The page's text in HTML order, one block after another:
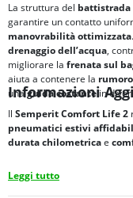
La struttura del battistrada
garantire un contatto
manovrabilità ottimizzata
drenaggio dell’acqua,
migliorare la frenata sul
aiuta a contenere la
unaguida costantein
Informazioni
Il Semperit Comfort Life 2
pneumatici estivi
durata chilometricae
Leggi tutto